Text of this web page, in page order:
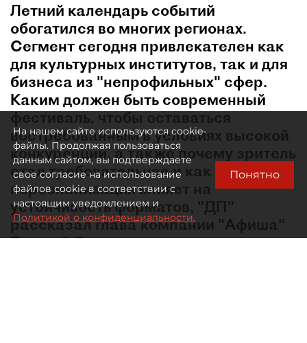
Летний календарь событий
обогатился во многих регионах.
Сегмент сегодня привлекателен как
для культурных институтов, так и для
бизнеса из "непрофильных" сфер.
Каким должен быть современный
фестиваль, чтобы оставаться
востребованным в условиях высокой
конкуренции, а также почему зритель
стал требовательнее и как
персонализация влияет на
устойчивость форматов, "ДП"
рассказал глава компании "Афиша"
Евгений Сидоров.
На нашем сайте используются cookie-
файлы. Продолжая пользоваться
данным сайтом, вы подтверждаете
свое согласие на использование
файлов cookie в соответствии с
настоящим уведомлением и
Политикой о конфиденциальности.
Понятно